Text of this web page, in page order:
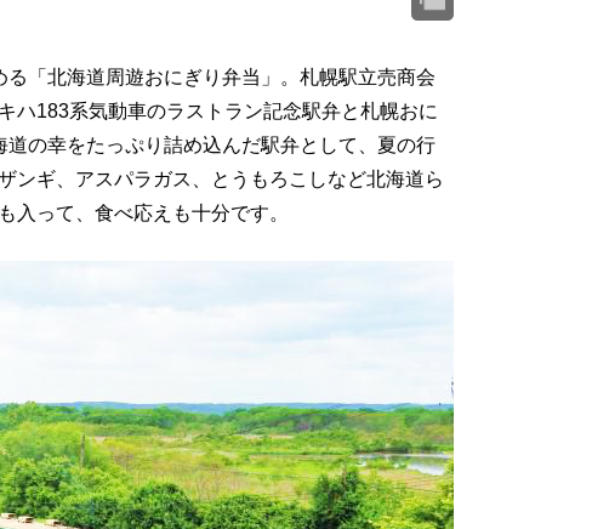
「北海道周遊おにぎり弁当」。札幌駅立売商会
ハ183系気動車のラストラン記念駅弁と札幌おに
の幸をたっぷり詰め込んだ駅弁として、夏の行
ンギ、アスパラガス、とうもろこしなど北海道ら
入って、食べ応えも十分です。